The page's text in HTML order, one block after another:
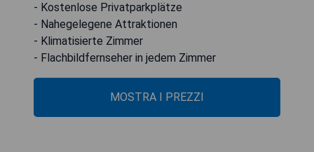
- Kostenlose Privatparkplätze
- Nahegelegene Attraktionen
- Klimatisierte Zimmer
- Flachbildfernseher in jedem Zimmer
MOSTRA I PREZZI